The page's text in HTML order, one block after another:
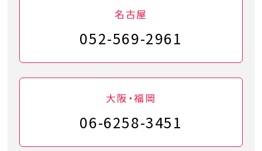
名古屋
052-569-2961
大阪・福岡
06-6258-3451